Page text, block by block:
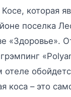
которая
поселка
«Здоровье».
коса – это